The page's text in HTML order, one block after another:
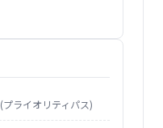
(プライオリティパス)